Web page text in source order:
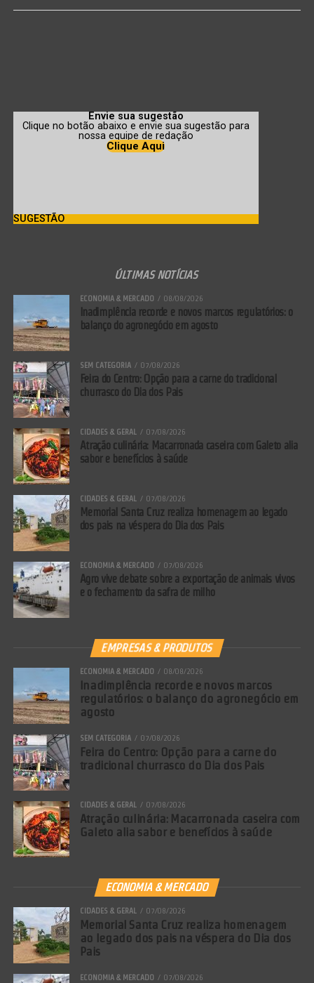
Envie sua sugestão
Clique no botão abaixo e envie sua sugestão para
nossa equipe de redação
Clique Aqui
SUGESTÃO
ÚLTIMAS NOTÍCIAS
ECONOMIA & MERCADO 08/08/2026
Inadimplência recorde e novos marcos regulatórios: o
balanço do agronegócio em agosto
SEM CATEGORIA 07/08/2026
Feira do Centro: Opção para a carne do tradicional
churrasco do Dia dos Pais
CIDADES & GERAL 07/08/2026
Atração culinária: Macarronada caseira com Galeto alia
sabor e benefícios à saúde
CIDADES & GERAL 07/08/2026
Memorial Santa Cruz realiza homenagem ao legado
dos pais na véspera do Dia dos Pais
ECONOMIA & MERCADO 07/08/2026
Agro vive debate sobre a exportação de animais vivos
e o fechamento da safra de milho
EMPRESAS & PRODUTOS
ECONOMIA & MERCADO 08/08/2026
Inadimplência recorde e novos marcos
regulatórios: o balanço do agronegócio em
agosto
SEM CATEGORIA 07/08/2026
Feira do Centro: Opção para a carne do
tradicional churrasco do Dia dos Pais
CIDADES & GERAL 07/08/2026
Atração culinária: Macarronada caseira com
Galeto alia sabor e benefícios à saúde
ECONOMIA & MERCADO
CIDADES & GERAL 07/08/2026
Memorial Santa Cruz realiza homenagem
ao legado dos pais na véspera do Dia dos
Pais
ECONOMIA & MERCADO 07/08/2026